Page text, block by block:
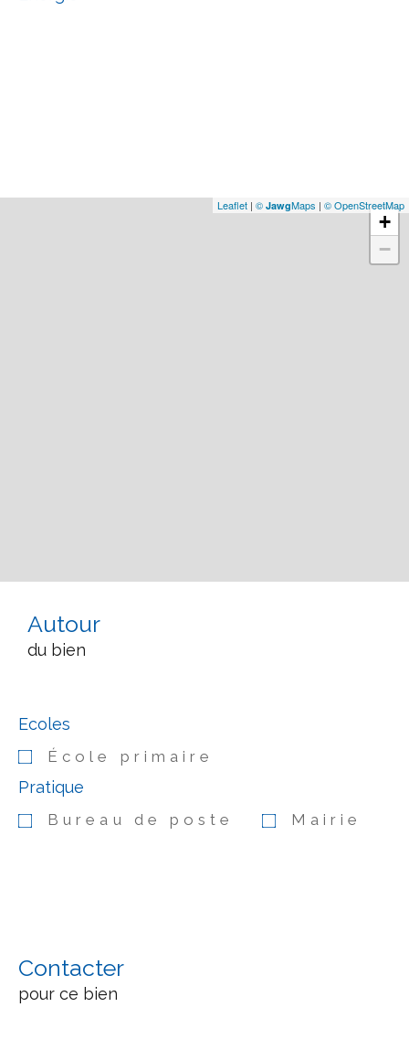
+
−
Leaflet | © JawgMaps | © OpenStreetMap
Autour
du bien
Ecoles
École primaire
Pratique
Bureau de poste Mairie
Contacter
pour ce bien